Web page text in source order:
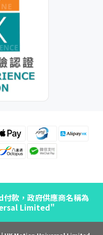
款，政府供應商名稱為
Limited"